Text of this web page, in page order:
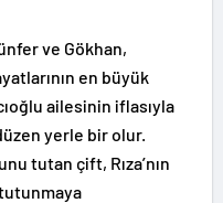
ve Gökhan,
en büyük
ailesinin iflasıyla
yerle bir olur.
tutan çift, Rıza’nın